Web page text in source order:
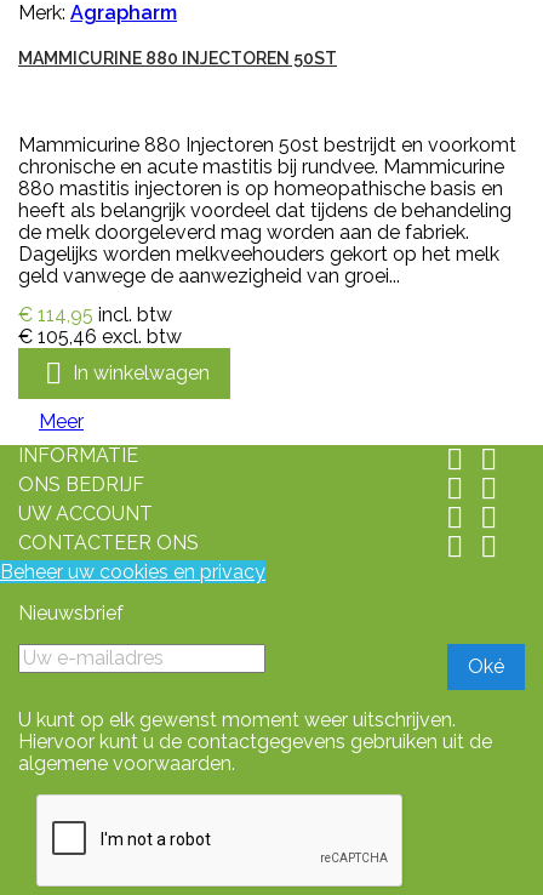
Merk: Agrapharm
MAMMICURINE 880 INJECTOREN 50ST
Mammicurine 880 Injectoren 50st bestrijdt en voorkomt
chronische en acute mastitis bij rundvee. Mammicurine
880 mastitis injectoren is op homeopathische basis en
heeft als belangrijk voordeel dat tijdens de behandeling
de melk doorgeleverd mag worden aan de fabriek.
Dagelijks worden melkveehouders gekort op het melk
geld vanwege de aanwezigheid van groei...
€ 114,95 incl. btw
€ 105,46 excl. btw
 In winkelwagen
Meer
INFORMATIE
 
ONS BEDRIJF  
UW ACCOUNT  
CONTACTEER ONS  
Beheer uw cookies en privacy
Nieuwsbrief
U kunt op elk gewenst moment weer uitschrijven.
Hiervoor kunt u de contactgegevens gebruiken uit de
algemene voorwaarden.